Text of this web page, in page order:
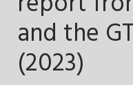
and the
(2023)